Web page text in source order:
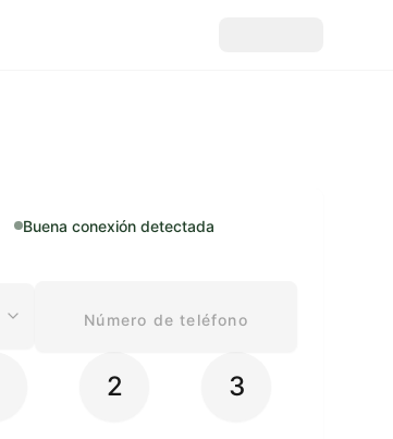
Buena conexión detectada
2 3